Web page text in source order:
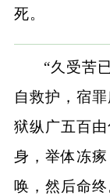
死。
“久受苦
自救护，宿
狱纵广五百
身，举体冻
唤，然后命终